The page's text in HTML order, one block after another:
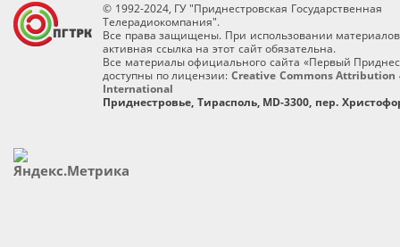
© 1992-2024, ГУ "Приднестровская Государственная
Телерадиокомпания".
Все права защищены. При использовании
активная ссылка на этот сайт обязательна.
Все материалы официального сайта «Первый
доступны по лицензии: Creative Commons Attribution
International
Приднестровье, Тирасполь, MD-3300, пер.